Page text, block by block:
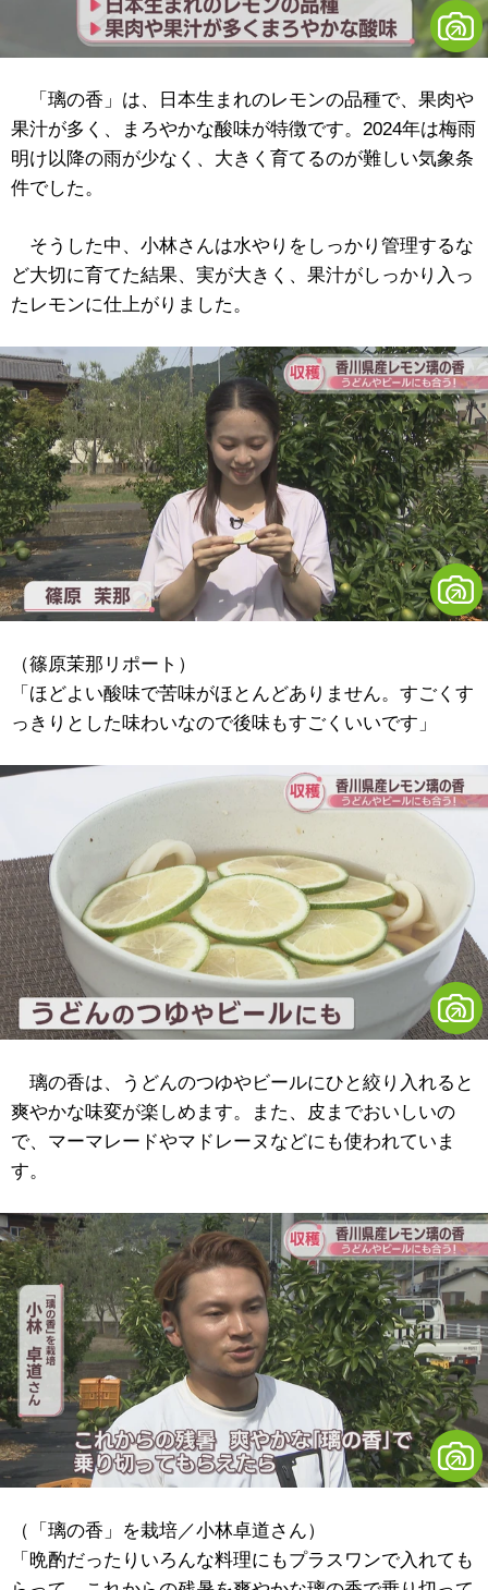
「璃の香」は、日本生まれのレモンの品種で、果肉や
果汁が多く、まろやかな酸味が特徴です。2024年は梅雨
明け以降の雨が少なく、大きく育てるのが難しい気象条
件でした。
そうした中、小林さんは水やりをしっかり管理するな
ど大切に育てた結果、実が大きく、果汁がしっかり入っ
たレモンに仕上がりました。
（篠原茉那リポート）
「ほどよい酸味で苦味がほとんどありません。すごくす
っきりとした味わいなので後味もすごくいいです」
璃の香は、うどんのつゆやビールにひと絞り入れると
爽やかな味変が楽しめます。また、皮までおいしいの
で、マーマレードやマドレーヌなどにも使われていま
す。
（「璃の香」を栽培／小林卓道さん）
「晩酌だったりいろんな料理にもプラスワンで入れても